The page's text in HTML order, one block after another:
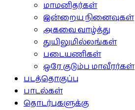
மாமனிதர்கள்
இன்றைய நினைவுகள்
அகவை வாழ்த்து
துயிலுமில்லங்கள்
படையணிகள்
ஒரே குடும்ப மாவீரர்கள்
படத்தொகுப்பு
பாடல்கள்
தொடர்புகளுக்கு